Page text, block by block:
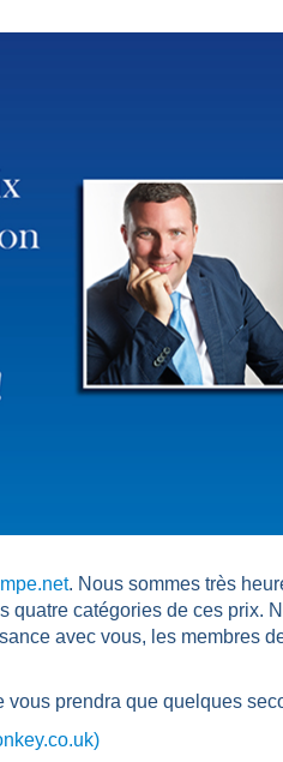
. Nous sommes très
quatre catégories de ces prix.
avec vous, les membres
vous prendra que quelques